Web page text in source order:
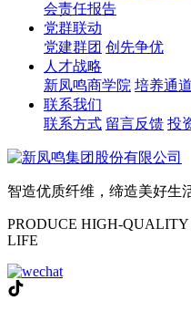
会责任报告
党群联动
党建群团 创先争优
人才战略
新凤鸣商学院 培养通道
联系我们
联系方式 留言反馈 投
智造优质纤维，缔造美好生
PRODUCE HIGH-QUALITY
LIFE